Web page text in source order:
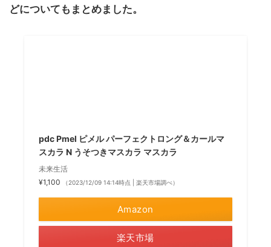
どについてもまとめました。
pdc Pmel ピメル パーフェクトロング＆カールマ
スカラ N うそつきマスカラ マスカラ
未来生活
¥1,100
（2023/12/09 14:14時点 | 楽天市場調べ）
Amazon
楽天市場